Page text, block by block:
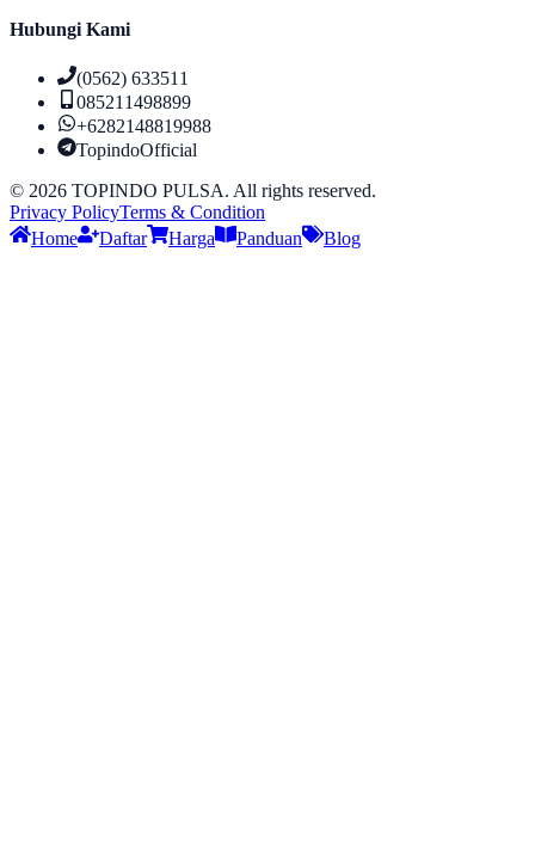
Hubungi Kami
(0562) 633511
085211498899
+6282148819988
TopindoOfficial
© 2026 TOPINDO PULSA. All rights reserved.
Privacy PolicyTerms & Condition
Home
Daftar Harga Panduan Blog